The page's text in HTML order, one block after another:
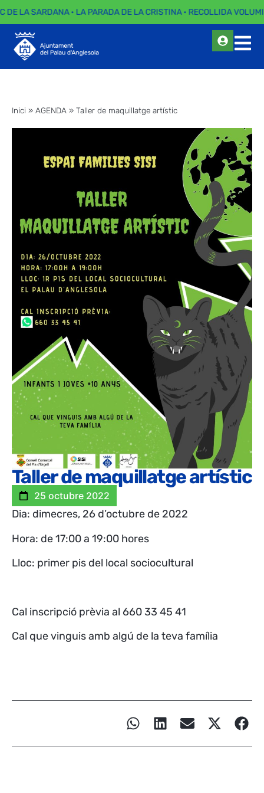
DE LA SARDANA · LA PARADA DE LA CRISTINA · RECOLLIDA
Inici » AGENDA » Taller de maquillatge artístic
Taller de maquillatge artístic
25 octubre 2022
Dia: dimecres, 26 d’octubre de 2022
Hora: de 17:00 a 19:00 hores
Lloc: primer pis del local sociocultural
Cal inscripció prèvia al 660 33 45 41
Cal que vinguis amb algú de la teva família